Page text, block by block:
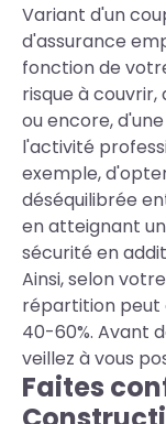
Variant d'un
d'assurance
fonction de
risque à
ou encore,
l'activité
exemple,
déséquilibrée
en atteignant un
sécurité en
Ainsi, selon
répartition peut
40-60%. Avant
veillez à vous
Faites